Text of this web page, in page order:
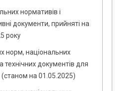
нормативів і
документи, прийняті на
року
норм, національних
технічних документів для
на 01.05.2025)